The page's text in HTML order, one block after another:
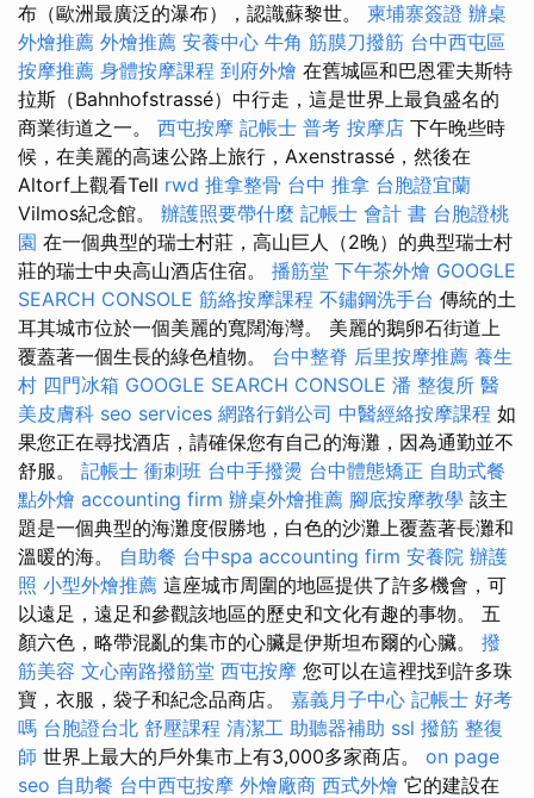
布（歐洲最廣泛的瀑布），認識蘇黎世。 柬埔寨簽證 辦桌
外燴推薦 外燴推薦 安養中心 牛角 筋膜刀撥筋 台中西屯區
按摩推薦 身體按摩課程 到府外燴 在舊城區和巴恩霍夫斯特
拉斯（Bahnhofstrassé）中行走，這是世界上最負盛名的
商業街道之一。 西屯按摩 記帳士 普考 按摩店 下午晚些時
候，在美麗的高速公路上旅行，Axenstrassé，然後在
Altorf上觀看Tell rwd 推拿整骨 台中 推拿 台胞證宜蘭
Vilmos紀念館。 辦護照要帶什麼 記帳士 會計 書 台胞證桃
園 在一個典型的瑞士村莊，高山巨人（2晚）的典型瑞士村
莊的瑞士中央高山酒店住宿。 播筋堂 下午茶外燴 GOOGLE
SEARCH CONSOLE 筋絡按摩課程 不鏽鋼洗手台 傳統的土
耳其城市位於一個美麗的寬闊海灣。 美麗的鵝卵石街道上
覆蓋著一個生長的綠色植物。 台中整脊 后里按摩推薦 養生
村 四門冰箱 GOOGLE SEARCH CONSOLE 潘 整復所 醫
美皮膚科 seo services 網路行銷公司 中醫經絡按摩課程 如
果您正在尋找酒店，請確保您有自己的海灘，因為通勤並不
舒服。 記帳士 衝刺班 台中手撥燙 台中體態矯正 自助式餐
點外燴 accounting firm 辦桌外燴推薦 腳底按摩教學 該主
題是一個典型的海灘度假勝地，白色的沙灘上覆蓋著長灘和
溫暖的海。 自助餐 台中spa accounting firm 安養院 辦護
照 小型外燴推薦 這座城市周圍的地區提供了許多機會，可
以遠足，遠足和參觀該地區的歷史和文化有趣的事物。 五
顏六色，略帶混亂的集市的心臟是伊斯坦布爾的心臟。 撥
筋美容 文心南路撥筋堂 西屯按摩 您可以在這裡找到許多珠
寶，衣服，袋子和紀念品商店。 嘉義月子中心 記帳士 好考
嗎 台胞證台北 舒壓課程 清潔工 助聽器補助 ssl 撥筋 整復
師 世界上最大的戶外集市上有3,000多家商店。 on page
seo 自助餐 台中西屯按摩 外燴廠商 西式外燴 它的建設在